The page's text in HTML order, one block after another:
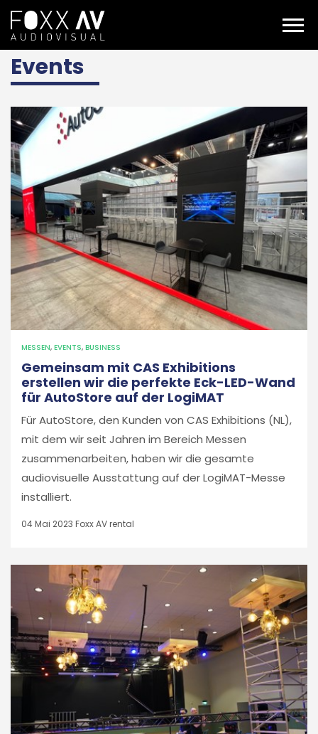
DE Projekte
Events
MESSEN, EVENTS, BUSINESS
Gemeinsam mit CAS Exhibitions
erstellen wir die perfekte Eck-LED-Wand
für AutoStore auf der LogiMAT
Für AutoStore, den Kunden von CAS Exhibitions (NL),
mit dem wir seit Jahren im Bereich Messen
zusammenarbeiten, haben wir die gesamte
audiovisuelle Ausstattung auf der LogiMAT-Messe
installiert.
04 Mai 2023 Foxx AV rental